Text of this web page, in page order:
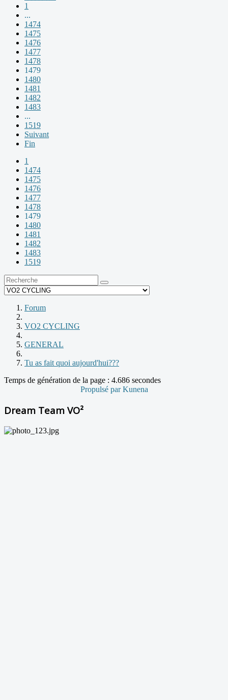
1
...
1474
1475
1476
1477
1478
1479
1480
1481
1482
1483
...
1519
Suivant
Fin
1
1474
1475
1476
1477
1478
1479
1480
1481
1482
1483
1519
Forum
VO2 CYCLING
GENERAL
Tu as fait quoi aujourd'hui???
Temps de génération de la page : 4.686 secondes
Propulsé parKunena
Dream Team VO²